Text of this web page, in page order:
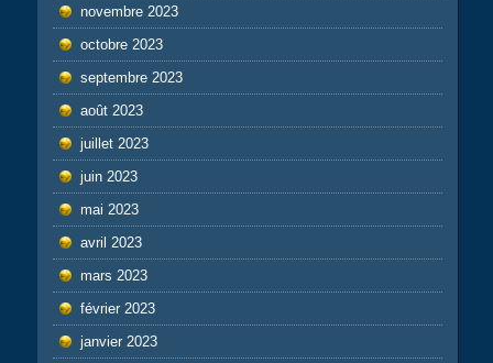
novembre 2023
octobre 2023
septembre 2023
août 2023
juillet 2023
juin 2023
mai 2023
avril 2023
mars 2023
février 2023
janvier 2023